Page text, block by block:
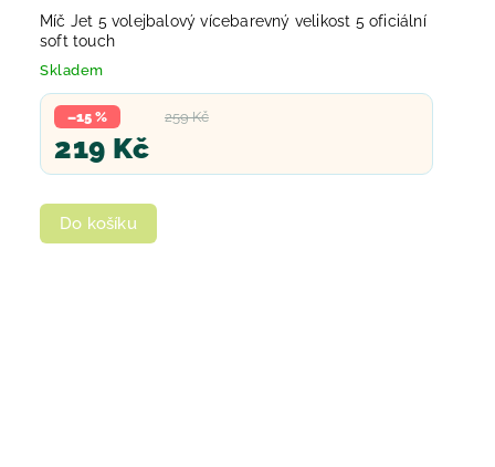
Míč Jet 5 volejbalový vícebarevný velikost 5 oficiální
soft touch
Skladem
259 Kč
–15 %
219 Kč
Do košíku